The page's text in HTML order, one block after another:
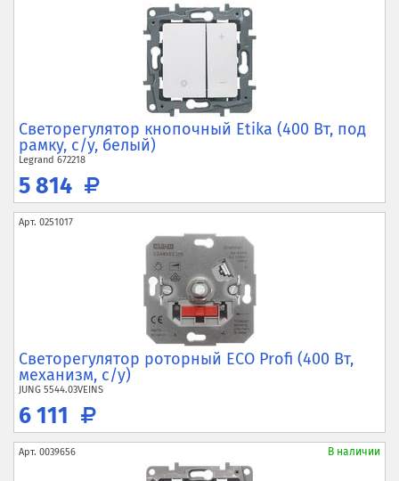
Светорегулятор кнопочный Etika (400 Вт, под
рамку, с/у, белый)
Legrand 672218
5 814
Арт. 0251017
Светорегулятор роторный ECO Profi (400 Вт,
механизм, с/у)
JUNG 5544.03VEINS
6 111
Арт. 0039656 В наличии